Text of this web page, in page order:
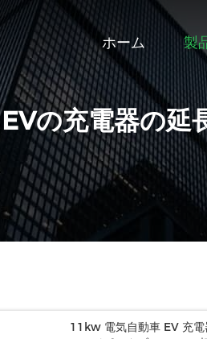
ホーム 製
EVの充電器の延
11kw 電気自動車 EV 充電